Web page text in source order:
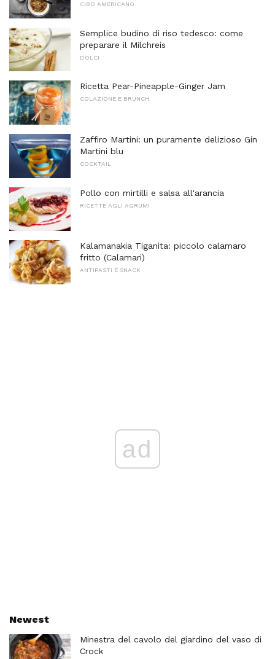
CIBO AMERICANO
Semplice budino di riso tedesco: come
preparare il Milchreis
DOLCI
Ricetta Pear-Pineapple-Ginger Jam
COLAZIONE E BRUNCH
Zaffiro Martini: un puramente delizioso Gin
Martini blu
COCKTAIL
Pollo con mirtilli e salsa all'arancia
RICETTE AGLI AGRUMI
Kalamanakia Tiganita: piccolo calamaro
fritto (Calamari)
ANTIPASTI E SNACK
ad
Newest
Minestra del cavolo del giardino del vaso di
Crock